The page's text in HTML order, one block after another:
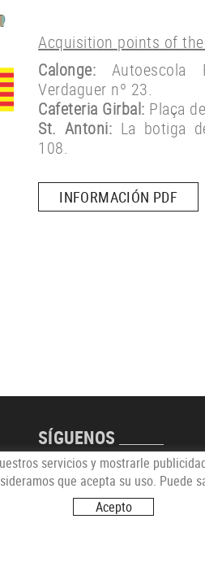
Acquisition points of
Calonge: Autoescola
Verdaguer nº 23.
Cafeteria Girbal: Plaça
St. Antoni: La botiga
108.
INFORMACIÓN PDF
SÍGUENOS
servicios y mostrarle
que acepta su uso. Puede
Acepto